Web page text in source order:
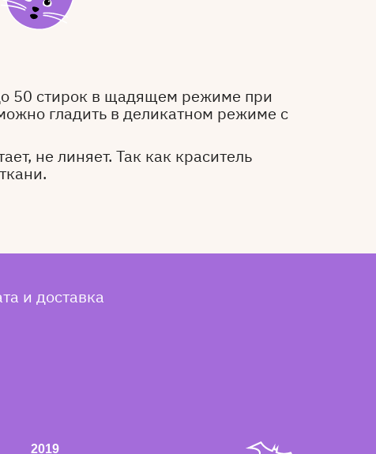
50 стирок в щадящем режиме при
гладить в деликатном режиме с
не линяет. Так как краситель
и доставка